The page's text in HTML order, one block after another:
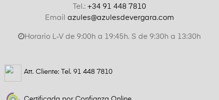
Tel.: +34 91 448 7810
Email azules@azulesdevergara.com
Horario L-V de 9:00h a 19:45h. S de 9:30h a 13:30h
Att. Cliente: Tel. 91 448 7810